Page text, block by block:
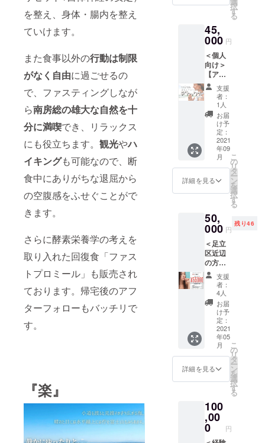
を整え、身体・腸内を整え
ていけます。
また食事以外の行動は制限
がなく自由に過ごせるの
で、ファスティングしなが
ら南房総の雄大な自然を十
分に満喫でき、リラックス
にも役立ちます。 観光やハ
イキングも可能なので、断
食中にありがちな退屈から
の空腹感をふせぐことがで
きます。
さらに酵素栄養学の考えを
取り入れた回復食「ファス
トプロミール」も販売され
ております。帰宅後のアフ
ターフォローもバッチリで
す。
『楽』
いるの
中心に
お伝え
したい
と思い
ます。
仏教用
語で
「行学
の二
道」と
いう言
葉があ
りま
す。こ
の言葉
は、仏
教にお
いて
「学
「実践
（行）
」も同
じよう
に大切
なもの
で、ど
ちらも
欠く事
が出来
ないと
伝える
もので
す。
【マイ
ンドフ
ルネス
ルネ
ス」と
は"い
ま、こ
予約の
ムまた
はチ
ケット
を送ら
せてい
ただき
ます。
※年末年
始等、
館内休
業日は
ご予約
いただ
けませ
ん。 ※
有効期
限2022
年4月末
迄
イッチ
え、お
子さま
自身で
つくり
出す健
やかな
毎日を
力強く
サポー
トしま
す。 シ
ンカー
とレス
トフル
の2本は
ち着け
て意識
トロン
ガーと
コン
フォー
ターと
テイ
マーの3
本は負
けない
強さと
身体づ
くり、
ステ
ディと
ブレイ
は心の
安定と
ンジの
応援を
考えて
つくら
れまし
るよう
に祈願
す。ま
たその
後に、
住職の
法話を
用意し
ており
ます。
なかな
か日常
では体
験出来
非日常
体験を
す。
【法
話】
【仏教
講座】
今から
約２５
００年
前にイ
ンドで
誕生し
た仏
教。そ
の教え
は世界
り、私
たちの
深く浸
透して
いま
す。紅
5月末ま
で
ラーに
「11の
食リス
ク分
析」つ
き ○天
然の酵
母・植
物性乳
酸菌に
より自
然発酵
させた
酵素ド
リンク
(7回分)
つき ○
準備
や購入
も可能
です。
(別料金)
○滞在中
はぜひ
観光や
お買い
物、海
辺での
撮影な
ど、南
房総を
自由に
ご満喫
くださ
い ＜1
チェッ
クイン
…
チェッ
択
す
る
45,
000 円
＜個人
向け＞
【アロ
マ＆断
食でリ
フレッ
シュ＆
ダイ
エット
デトッ
クスの
２泊３
日分体
験チ
ケッ
ト】
常
¥50000
→特別
価格
¥45000
で体験
できま
す！！
○40分間
のアロ
マタッ
チト
リート
メン
ト、断
食セッ
ト、暝
後にご
利用い
ただけ
る未来
支援
者：
1人
お届
け予
定：
2021
年09
月
詳細を見る
こ
の
リ
タ
ー
ン
を
選
択
す
る
50,
000 円
残り46
＜足立
区近辺
の方向
け＞
【5千円
お得
♪55000
円分の
商品
券】
！！
¥55000
→¥500
00で買
えちゃ
うお得
券！！
☆
ティー
ケイ
支援
者：
4人
お届
け予
定：
2021
年05
月
詳細を見る
こ
の
リ
タ
ー
ン
を
選
択
す
る
100
,00
0 円